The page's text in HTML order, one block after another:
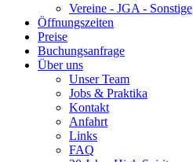
Vereine - JGA - Sonstige
Öffnungszeiten
Preise
Buchungsanfrage
Über uns
Unser Team
Jobs & Praktika
Kontakt
Anfahrt
Links
FAQ